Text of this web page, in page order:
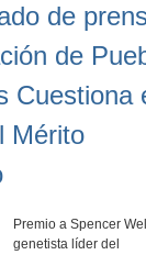
de
de
Cuestiona
Mérito
Premio a Spencer
genetista líder del